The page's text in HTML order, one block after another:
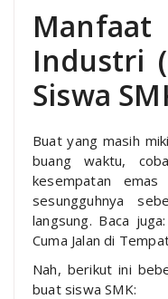
Industri
Siswa
Buat yang masih
buang waktu,
kesempatan
sesungguhnya
langsung. Baca
Cuma Jalan di
Nah, berikut ini
buat siswa SMK: